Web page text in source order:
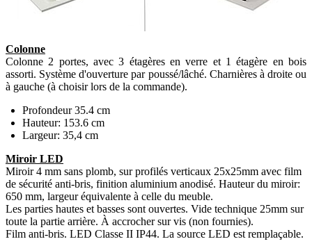
Colonne
Colonne 2 portes, avec 3 étagères en verre et 1 étagère en bois
assorti. Système d'ouverture par poussé/lâché. Charnières à droite ou
à gauche (à choisir lors de la commande).
Profondeur 35.4 cm
Hauteur: 153.6 cm
Largeur: 35,4 cm
Miroir LED
Miroir 4 mm sans plomb, sur profilés verticaux 25x25mm avec film
de sécurité anti-bris, finition aluminium anodisé. Hauteur du miroir:
650 mm, largeur équivalente à celle du meuble.
Les parties hautes et basses sont ouvertes. Vide technique 25mm sur
toute la partie arrière. À accrocher sur vis (non fournies).
Film anti-bris. LED Classe II IP44. La source LED est remplaçable.